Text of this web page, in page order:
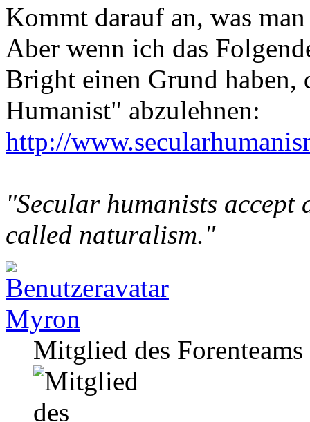
Kommt darauf an, was
Aber wenn ich das
Bright einen Grund haben,
Humanist" abzulehnen:
http://
"Secular humanists
called naturalism."
Myron
Mitglied des Forenteams